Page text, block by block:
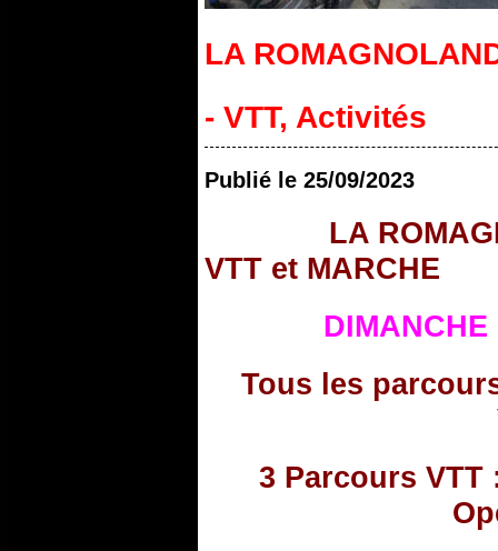
LA
- VTT, Activités
Publié le 25/09/2023
LA
VTT et MARCHE
Tous les
3 Parcours VTT